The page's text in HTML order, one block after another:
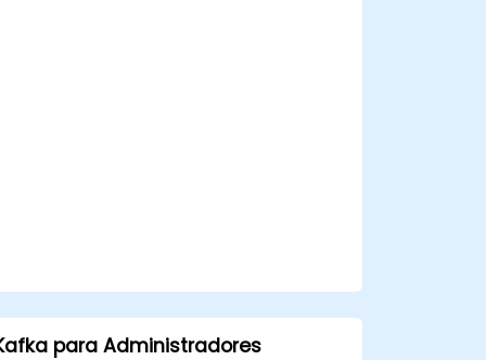
para Administradores